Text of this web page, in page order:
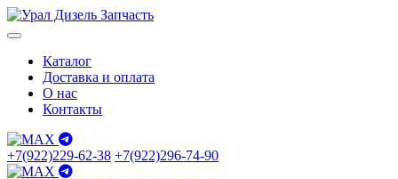
Каталог
Доставка и оплата
О нас
Контакты
+7(922)229-62-38 +7(922)296-74-90